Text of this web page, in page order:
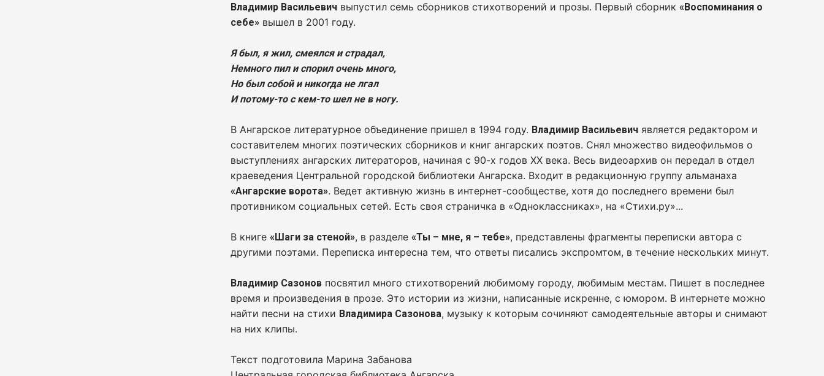
Владимир Васильевич выпустил семь сборников стихотворений и прозы. Первый сборник«Воспоминания о
себе» вышел в 2001 году.
Я был, я жил, смеялся и страдал,
Немного пил и спорил очень много,
Но был собой и никогда не лгал
И потому-то с кем-то шел не в ногу.
В Ангарское литературное объединение пришел в 1994 году. Владимир Васильевич является редактором и
составителем многих поэтических сборников и книг ангарских поэтов. Снял множество видеофильмов о
выступлениях ангарских литераторов, начиная с 90-х годов ХХ века. Весь видеоархив он передал в отдел
краеведения Центральной городской библиотеки Ангарска. Входит в редакционную группу альманаха
«Ангарские ворота». Ведет активную жизнь в интернет-сообществе, хотя до последнего времени был
противником социальных сетей. Есть своя страничка в «Одноклассниках», на «Стихи.ру»...
В книге«Шаги за стеной», в разделе«Ты – мне, я – тебе», представлены фрагменты переписки автора с
другими поэтами. Переписка интересна тем, что ответы писались экспромтом, в течение нескольких минут.
Владимир Сазонов посвятил много стихотворений любимому городу, любимым местам. Пишет в последнее
время и произведения в прозе. Это истории из жизни, написанные искренне, с юмором. В интернете можно
найти песни на стихи Владимира Сазонова, музыку к которым сочиняют самодеятельные авторы и снимают
на них клипы.
Текст подготовила Марина Забанова